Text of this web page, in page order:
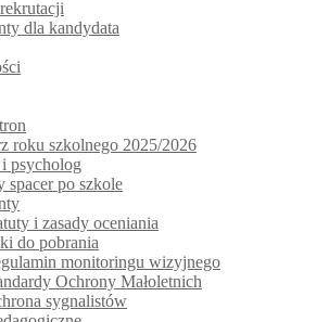
dla kandydata
roku szkolnego 2025/2026
psycholog
spacer po szkole
i zasady oceniania
do pobrania
monitoringu wizyjnego
Ochrony Małoletnich
sygnalistów